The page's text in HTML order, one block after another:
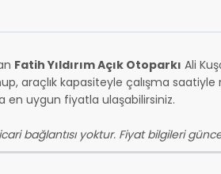
Fatih Yıldırım Açık Otoparkı Ali
araçlık kapasiteyle çalışma
en uygun fiyatla ulaşabilirsiniz.
bağlantısı yoktur. Fiyat bilgileri